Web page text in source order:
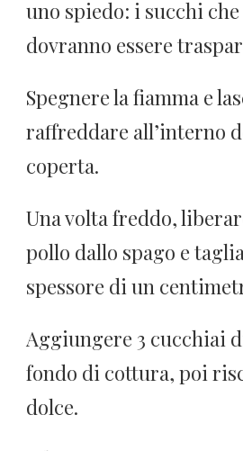
uno spiedo: i succhi
dovranno essere
Spegnere la fiamma e
raffreddare all’interno
coperta.
Una volta freddo,
pollo dallo spago e
spessore di un
Aggiungere 3 cucchiai
fondo di cottura, poi
dolce.